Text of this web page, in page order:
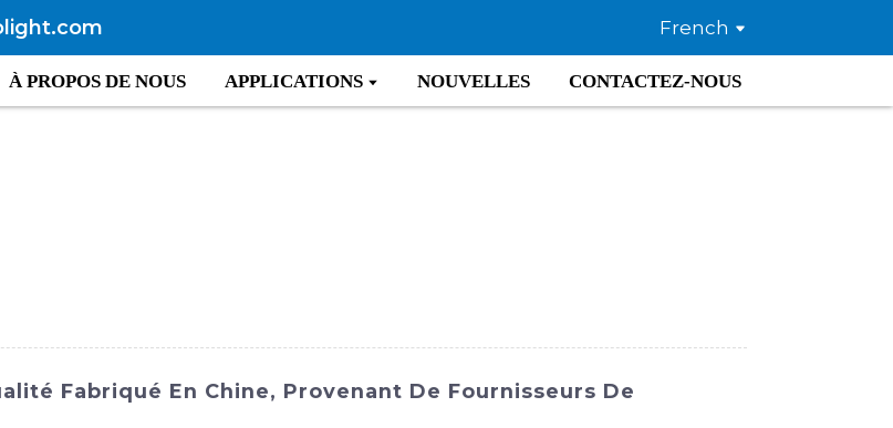
French
À PROPOS DE NOUS APPLICATIONS NOUVELLES CONTACTEZ-NOUS
Fabriqué En Chine, Provenant De Fournisseurs De